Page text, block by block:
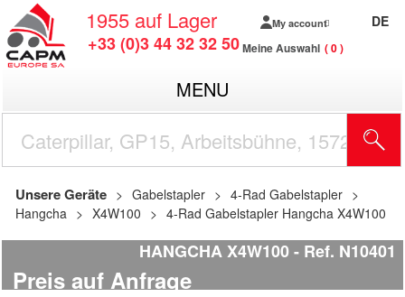
1955 auf Lager
+33 (0)3 44 32 32 50
My account
Meine Auswahl 0
DE
MENU
Unsere Geräte Gabelstapler
4-Rad Gabelstapler
Hangcha
X4W100 4-Rad Gabelstapler Hangcha X4W100
HANGCHA X4W100 Ref. N10401
Preis auf Anfrage